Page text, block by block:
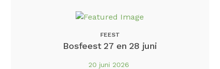
FEEST
Bosfeest 27 en 28 juni
20 juni 2026